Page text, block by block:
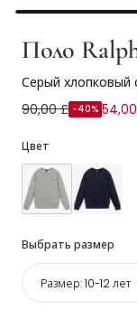
Поло
Серый хлопковый
90,00 £ -40%
Цвет
Выбрать размер
Размер:10-12 лет